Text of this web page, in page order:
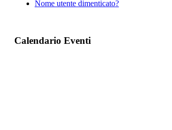
Nome utente dimenticato?
Calendario Eventi